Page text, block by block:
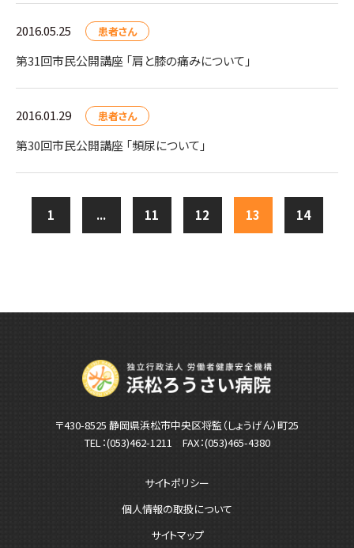
2016.05.25 患者さん
第31回市民公開講座 「肩と膝の痛みについて」
2016.01.29 患者さん
第30回市民公開講座 「頻尿について」
1 ... 11 12 13 14
〒430-8525 静岡県浜松市中央区将監（しょうげん）町25
TEL：(053)462-1211 FAX：(053)465-4380
サイトポリシー
個人情報の取扱について
サイトマップ